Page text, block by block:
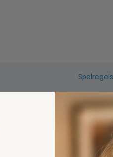
Spelregels